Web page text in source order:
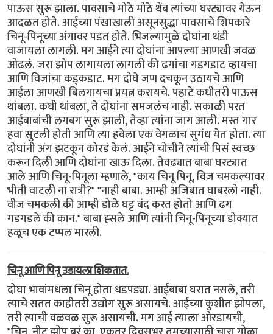
पाऊस सुरू झाला. पावसाचे मोठे मोठे थेंब त्यांच्या घरट्यावर येऊन
आदळत होते. आईच्या पंखाखाली असूनसुद्धा पावसाचे शिपकारे
चिनू-पिनूच्या अंगावर पडत होते. भिजल्यामुळे दोघांना थंडी
वाजायला लागली. मग आईने त्या दोघांना आपल्या आणखी जवळ
ओढलं. जरा झोप लागायला लागली की ढगांचा गडगडाट व्हायचा
आणि विजांचा कड्कडाट. मग दोघे जण दचकून उठायचे आणि
आईला आणखी बिलगायचा प्रयत्न करायचे. पहाटे कधीतरी पाऊस
थांबला. कधी थांबला, ते दोघांना समजलंच नाही. सकाळी परत
आईबाबांची लगबग सुरू झाली, तेव्हा त्यांना जाग आली. मस्त गार
हवा सुटली होती आणि त्या हवेला एक वेगळाच सुगंध येत होता. त्या
दोघांनी अंग झटकून कोरडं केलं. आईने चोचीने त्यांची पिसं स्वच्छ
करून दिली आणि दोघांना खाऊ दिला. तेवढ्यात बाबा घरट्यात
आले आणि चिनू-पिनूला म्हणाले, "काय चिनू पिनू, विज चमकल्यावर
भीती वाटली ना रात्री?" "नाही बाबा. आम्ही अजिबात घाबरलो नाही.
वीज चमकली की आम्ही डोळे घट्ट बंद करत होतो आणि ढग
गडगडले की कान." बाबा ह्सले आणि त्यांनी चिनू-पिनूच्या डोक्यात
हळूच एक टप्पल मारली.
चिनू आणि पिनू उडायला शिकतात.
दोघा भावांमधला चिनू होता धडपड्या. आईबाबा घरात नसले, तरी
त्याचे सतत काहीतरी उद्योग सुरू असायचे. आईच्या कुशीत झोपला,
तरी त्याची वळवळ सुरू असायची. मग आई त्याला ओरडायची,